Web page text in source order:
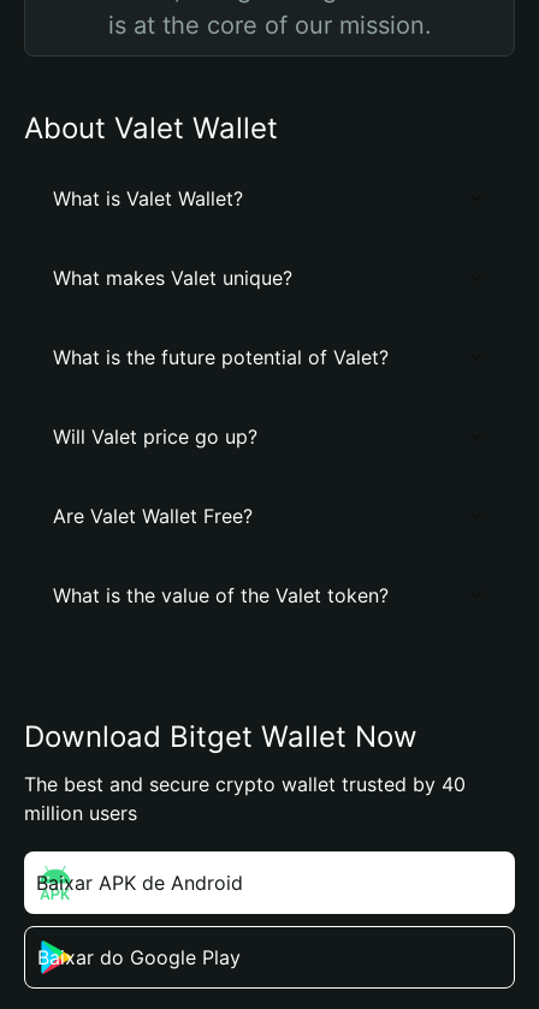
is at the core of our mission.
About Valet Wallet
What is Valet Wallet?
What makes Valet unique?
What is the future potential of Valet?
Will Valet price go up?
Are Valet Wallet Free?
What is the value of the Valet token?
Download Bitget Wallet Now
The best and secure crypto wallet trusted by 40
million users
Baixar APK de Android
Baixar do Google Play